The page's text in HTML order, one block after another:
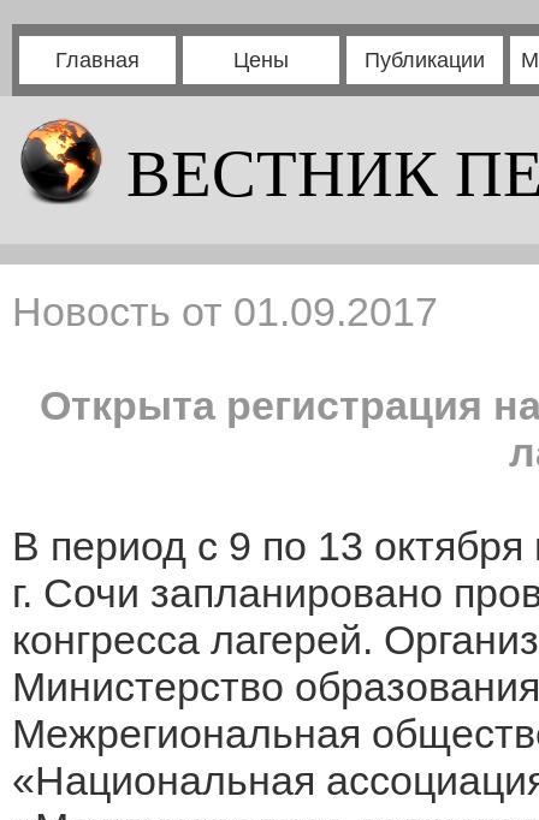
Главная Цены Публикации
ВЕСТНИК
Новость от 01.09.2017
Открыта регистрация
В период с 9 по 13
г. Сочи запланировано
конгресса лагерей.
Министерство
Межрегиональная
«Национальная